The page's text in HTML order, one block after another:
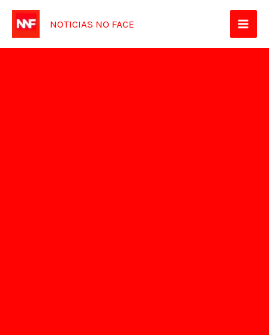
para
NOTICIAS NO FACE